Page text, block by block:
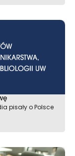
pisały o Polsce